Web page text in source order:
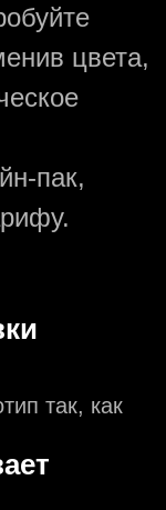
цвета,
пак,
так, как